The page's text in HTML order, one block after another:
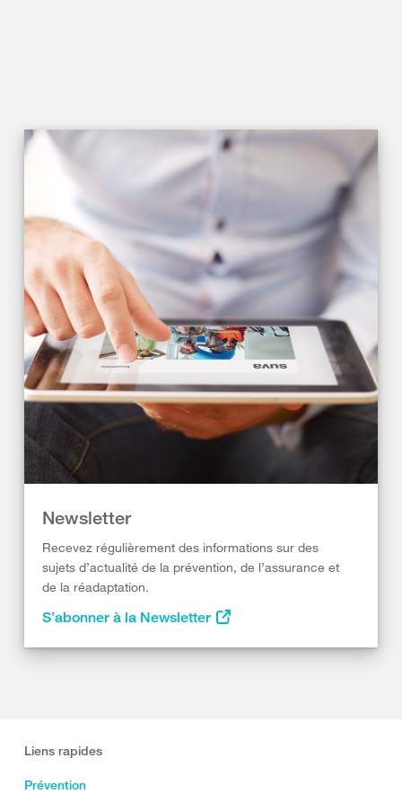
Newsletter
Recevez régulièrement des informations sur des
sujets d’actualité de la prévention, de l’assurance et
de la réadaptation.
S’abonner à la Newsletter
Liens rapides
Prévention